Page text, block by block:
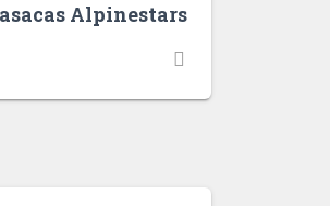
Alpinestars